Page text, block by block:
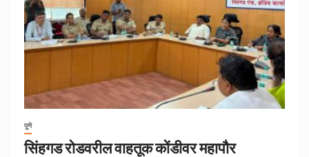
पुणे
सिंहगड रोडवरील वाहतूक कोंडीवर महापौर